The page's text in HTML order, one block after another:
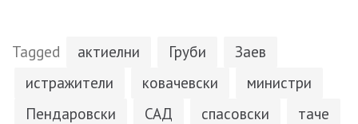
Tagged актиелни Груби
Заев
истражители
ковачевски
министри
Пендаровски
САД спасовски
таче